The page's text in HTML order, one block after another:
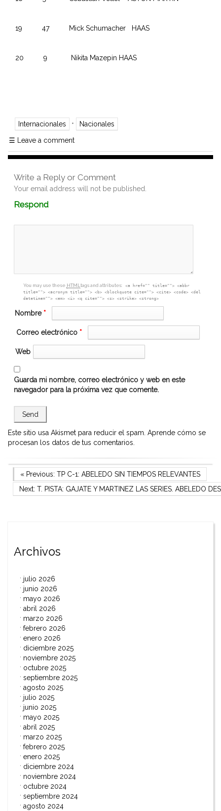
19 47 Mick Schumacher HAAS
20 9 Nikita Mazepin HAAS
Internacionales • Nacionales
☰ Leave a comment
Write a Reply or Comment
Your email address will not be published.
RespondComment
box
You may use these HTMLtags and attributes:
<a href="" title=""> <abbr
title=""> <acronym title=""> <b> <blockquote cite=""> <cite> <code> <del
datetime=""> <em> <i> <q cite=""> <s> <strike> <strong>
Nombre *
Correo electrónico *
Web
Guarda mi nombre, correo electrónico y web en este
navegador para la próxima vez que comente.
Este sitio usa Akismet para reducir el spam. Aprende cómo se
procesan los datos de tus comentarios.
Navegación
de
Previous Post
« Previous: TP C-1: ABELEDO SIN TIEMPOS RELEVANTES
Next Post
Next: T. PISTA: GAJATE Y MARTINEZ LAS SERIES. ABELEDO
Archivos
julio 2026
junio 2026
mayo 2026
abril 2026
marzo 2026
febrero 2026
enero 2026
diciembre 2025
noviembre 2025
octubre 2025
septiembre 2025
agosto 2025
julio 2025
junio 2025
mayo 2025
abril 2025
marzo 2025
febrero 2025
enero 2025
diciembre 2024
noviembre 2024
octubre 2024
septiembre 2024
agosto 2024